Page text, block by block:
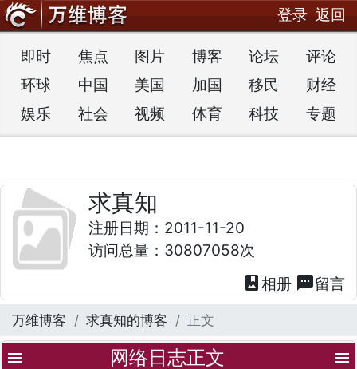
登录 返回
即时 焦点 图片 博客 论坛
评论
环球
中国 美国 加国 移民
财经
娱乐
社会 视频 体育 科技 专题
求真知
注册日期：2011-11-20
访问总量：30807058次
photo_album 相册 textsms留言
万维博客 求真知的博客 正文
menu 网络日志正文 menu